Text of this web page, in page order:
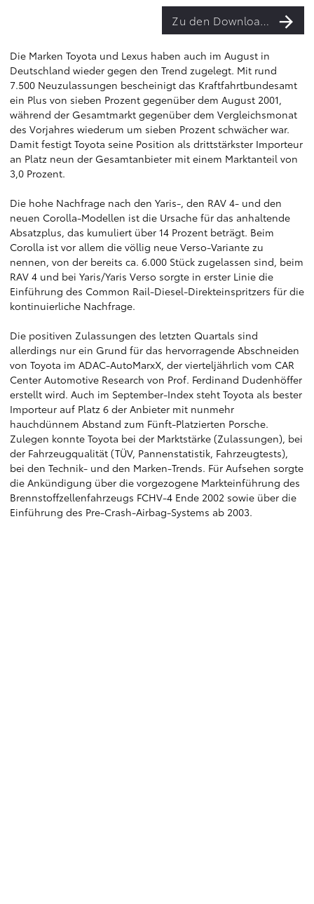
Zu den Downloads
Die Marken Toyota und Lexus haben auch im August in
Deutschland wieder gegen den Trend zugelegt. Mit rund
7.500 Neuzulassungen bescheinigt das Kraftfahrtbundesamt
ein Plus von sieben Prozent gegenüber dem August 2001,
während der Gesamtmarkt gegenüber dem Vergleichsmonat
des Vorjahres wiederum um sieben Prozent schwächer war.
Damit festigt Toyota seine Position als drittstärkster Importeur
an Platz neun der Gesamtanbieter mit einem Marktanteil von
3,0 Prozent.
Die hohe Nachfrage nach den Yaris-, den RAV 4- und den
neuen Corolla-Modellen ist die Ursache für das anhaltende
Absatzplus, das kumuliert über 14 Prozent beträgt. Beim
Corolla ist vor allem die völlig neue Verso-Variante zu
nennen, von der bereits ca. 6.000 Stück zugelassen sind, beim
RAV 4 und bei Yaris/Yaris Verso sorgte in erster Linie die
Einführung des Common Rail-Diesel-Direkteinspritzers für die
kontinuierliche Nachfrage.
Die positiven Zulassungen des letzten Quartals sind
allerdings nur ein Grund für das hervorragende Abschneiden
von Toyota im ADAC-AutoMarxX, der vierteljährlich vom CAR
Center Automotive Research von Prof. Ferdinand Dudenhöffer
erstellt wird. Auch im September-Index steht Toyota als bester
Importeur auf Platz 6 der Anbieter mit nunmehr
hauchdünnem Abstand zum Fünft-Platzierten Porsche.
Zulegen konnte Toyota bei der Marktstärke (Zulassungen), bei
der Fahrzeugqualität (TÜV, Pannenstatistik, Fahrzeugtests),
bei den Technik- und den Marken-Trends. Für Aufsehen sorgte
die Ankündigung über die vorgezogene Markteinführung des
Brennstoffzellenfahrzeugs FCHV-4 Ende 2002 sowie über die
Einführung des Pre-Crash-Airbag-Systems ab 2003.